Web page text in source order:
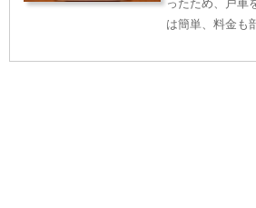
ったため、戸車
は簡単、料金も
な・・・という